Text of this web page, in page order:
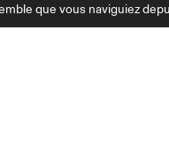
que vous naviguiez